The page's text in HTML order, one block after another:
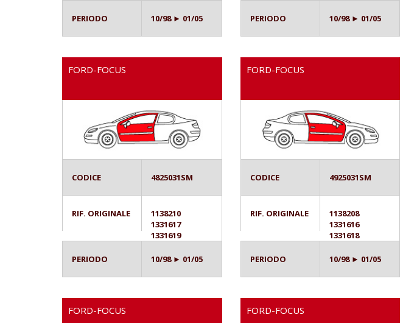
PERIODO 10/98 ► 01/05 PERIODO 10/98 ► 01/05
FORD-FOCUS
CODICE 4825031SM
RIF. ORIGINALE
1138210
1331617
1331619
PERIODO 10/98 ► 01/05
FORD-FOCUS
CODICE 4925031SM
RIF. ORIGINALE
1138208
1331616
1331618
PERIODO 10/98 ► 01/05
FORD-FOCUS FORD-FOCUS